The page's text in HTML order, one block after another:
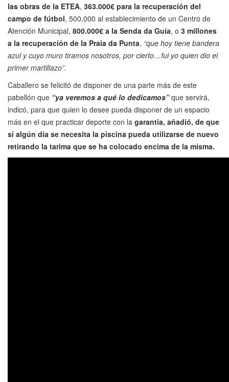
las obras de la ETEA, 363.000€ para la recuperación del
campo de fútbol, 500.000 al establecimiento de un Centro de
Atención Municipal, 800.000€ a la Senda da Guía, o 3 millones
a la recuperación de la Praia da Punta, “que hoy tiene bandera
azul y cuyo muro tiramos nosotros, por cierto…fui yo quien dio el
primer martillazo”.
Caballero se felicitó de disponer de una parte más de este
pabellón que “ya veremos a qué lo dedicamos”que servirá,
indicó, para que quien lo desee pueda disponer de un espacio
más en el que practicar deporte con la garantía, añadió, de que
si algún día se necesita la piscina pueda utilizarse de nuevo
retirando la tarima que se ha colocado encima de la misma.